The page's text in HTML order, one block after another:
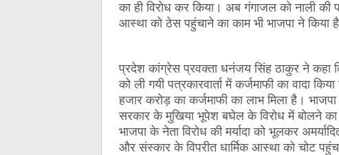
का ही विरोध कर किया। अब गंगाजल को नाली की
आस्था को ठेस पहुंचाने का काम भी भाजपा ने किया
प्रदेश कांग्रेस प्रवक्ता धनंजय सिंह ठाकुर ने
को ली गयी पत्रकारवार्ता में कर्जमाफी का वादा
हजार करोड़ का कर्जमाफी का लाभ मिला है।
सरकार के मुखिया भूपेश बघेल के विरोध में बोलने का
भाजपा के नेता विरोध की मर्यादा को भूलकर
और संस्कार के विपरीत धार्मिक आस्था को चोट